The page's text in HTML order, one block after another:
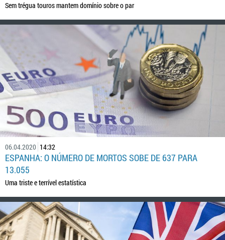
Sem trégua touros mantem domínio sobre o par
06.04.2020 14:32
ESPANHA: O NÚMERO DE MORTOS SOBE DE 637 PARA
13.055
Uma triste e terrível estatística